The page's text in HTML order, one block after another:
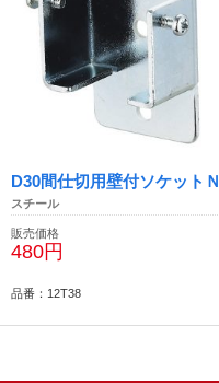
D30間仕切用壁付ソケットＮ
スチール
販売価格
480円
品番：12T38